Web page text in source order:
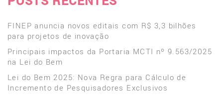
FINEP anuncia novos editais com R$ 3,3 bilhões
para projetos de inovação
Principais impactos da Portaria MCTI nº 9.563/2025
na Lei do Bem
Lei do Bem 2025: Nova Regra para Cálculo de
Incremento de Pesquisadores Exclusivos